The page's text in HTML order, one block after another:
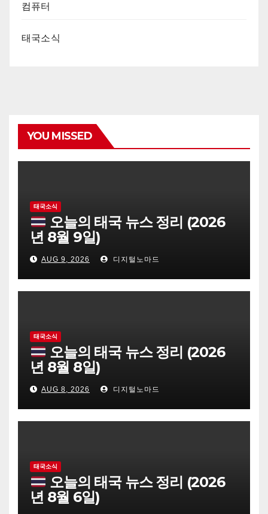
컴퓨터
태국소식
YOU MISSED
태국소식
오늘의 태국 뉴스 정리 (2026
년 8월 9일)
AUG 9, 2026 디지털노마드
태국소식
오늘의 태국 뉴스 정리 (2026
년 8월 8일)
AUG 8, 2026 디지털노마드
태국소식
오늘의 태국 뉴스 정리 (2026
년 8월 6일)